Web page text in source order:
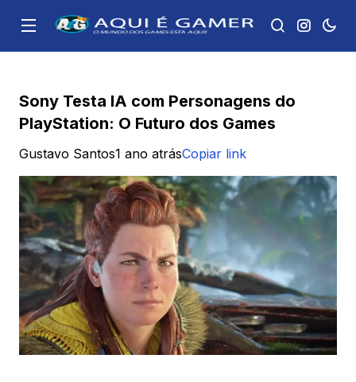
Sony Testa IA com Personagens do
PlayStation: O Futuro dos Games
Gustavo Santos1 ano atrásCopiar link